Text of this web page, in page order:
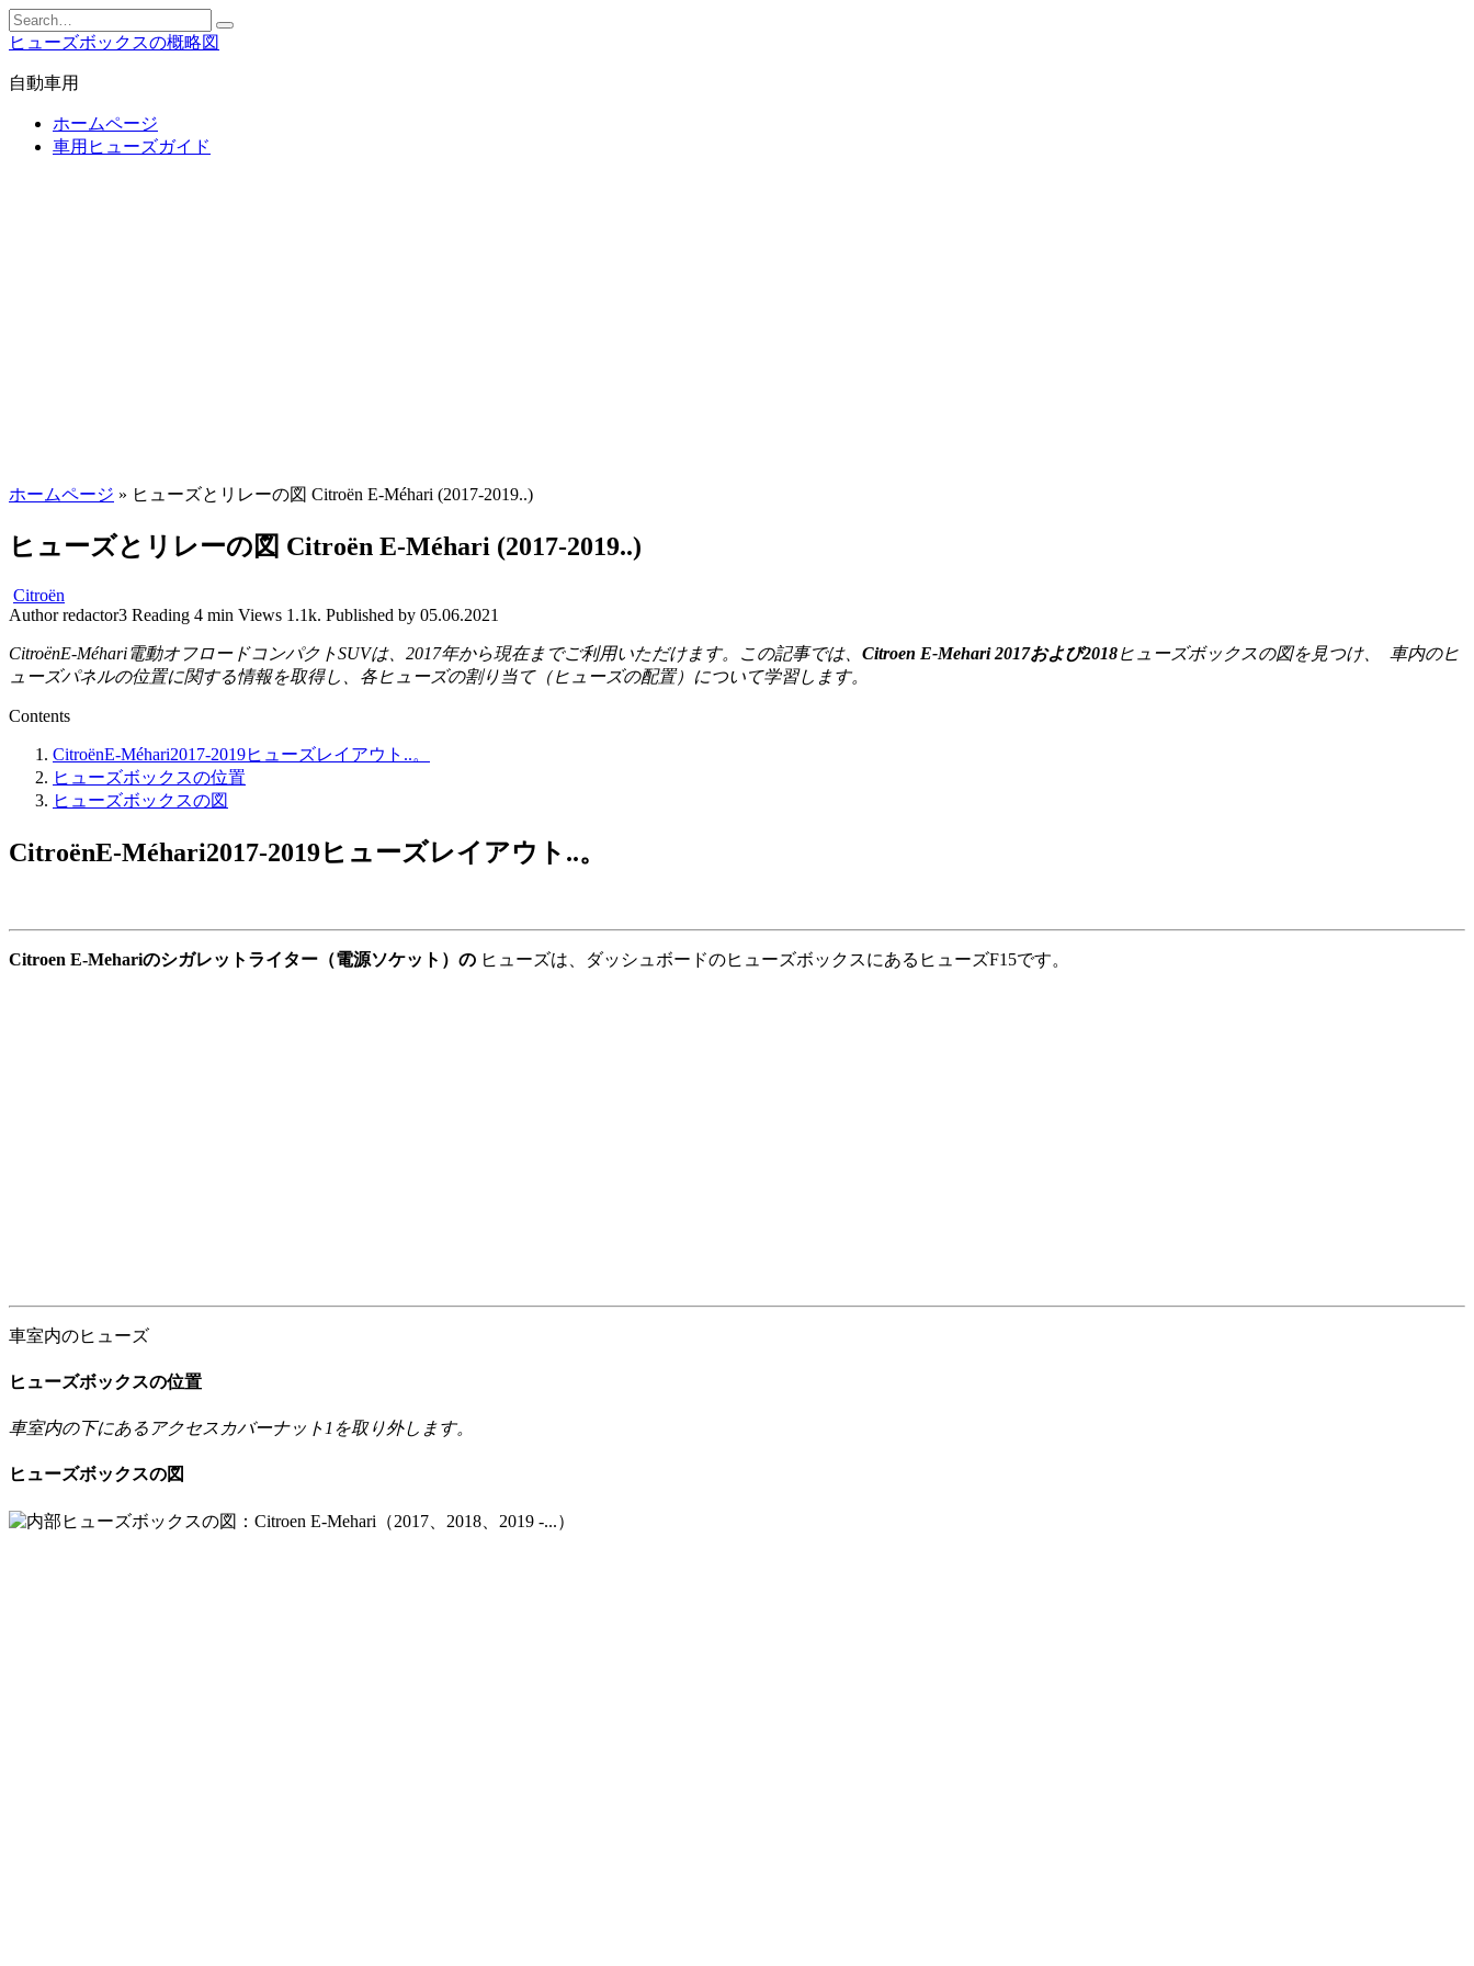
Skip
to
content
Search
for:
ヒューズボックスの概略図
自動車用
ホームページ
車用ヒューズガイド
ホームページ » ヒューズとリレーの図 Citroën E-Méhari (2017-2019..)
ヒューズとリレーの図 Citroën E-Méhari (2017-2019..)
Citroën
Author redactor3 Reading 4 min Views 1.1k. Published by 05.06.2021
CitroënE-Méhari電動オフロードコンパクトSUVは、2017年から現在までご利用いただけます。 この記事では、 Citroen E-Mehari 2017および2018ヒューズボックスの図を見つけ、
車内のヒ
ューズパネルの位置に関する情報を取得し、各ヒューズの割り当て（ヒューズの配置）について学習します。
Contents
CitroënE-Méhari2017-2019ヒューズレイアウト..。
ヒューズボックスの位置
ヒューズボックスの図
CitroënE-Méhari2017-2019ヒューズレイアウト..。
Citroen E-Mehariのシガレットライター（電源ソケット）の ヒューズは、ダッシュボードのヒューズボックスにあるヒューズF15です。
車室内のヒューズ
ヒューズボックスの位置
車室内の下にあるアクセスカバーナット1を取り外します。
ヒューズボックスの図